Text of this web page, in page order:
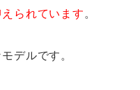
られています 。
デルです。